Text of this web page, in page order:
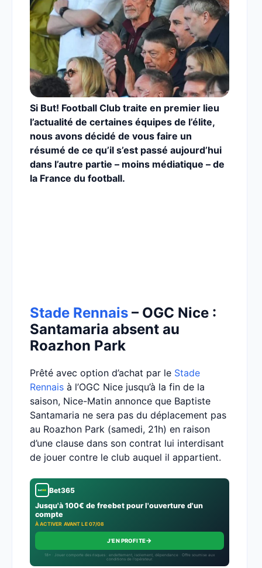
Si But! Football Club traite en premier lieu
l’actualité de certaines équipes de l’élite,
nous avons décidé de vous faire un
résumé de ce qu’il s’est passé aujourd’hui
dans l’autre partie – moins médiatique – de
la France du football.
Stade Rennais – OGC Nice :
Santamaria absent au
Roazhon Park
Prêté avec option d’achat par le Stade
Rennais à l’OGC Nice jusqu’à la fin de la
saison, Nice-Matin annonce que Baptiste
Santamaria ne sera pas du déplacement pas
au Roazhon Park (samedi, 21h) en raison
d’une clause dans son contrat lui interdisant
de jouer contre le club auquel il appartient.
Bet365
Jusqu'à 100€ de freebet pour l'ouverture d'un
compte
À ACTIVER AVANT LE 07/08
J'EN PROFITE→
18+ · Jouer comporte des risques : endettement, isolement, dépendance · Offre soumise aux
conditions de l’opérateur.